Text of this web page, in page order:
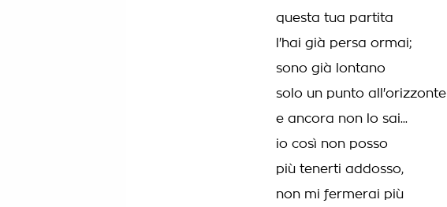
questa tua partita
l'hai già persa ormai;
sono già lontano
solo un punto all'orizzonte
e ancora non lo sai...
io così non posso
più tenerti addosso,
non mi fermerai più